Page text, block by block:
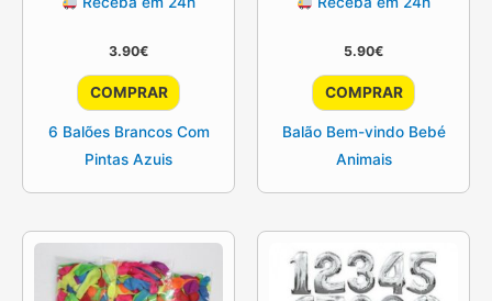
3.90€
COMPRAR
6 Balões Brancos Com
Pintas Azuis
5.90€
COMPRAR
Balão Bem-vindo Bebé
Animais